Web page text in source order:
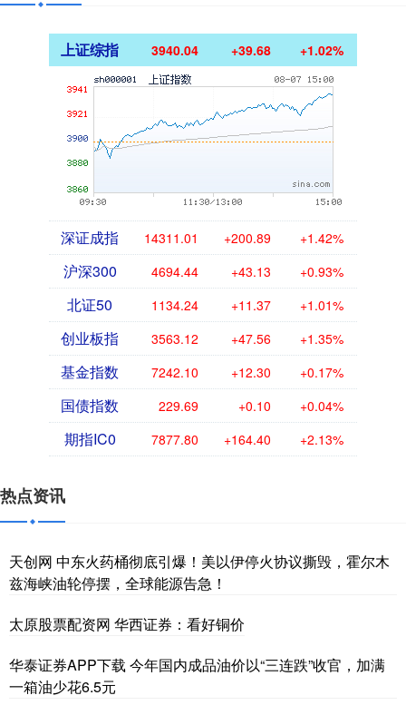
上证综指 3940.04 +39.68 +1.02%
深证成指 14311.01 +200.89 +1.42%
沪深300 4694.44 +43.13 +0.93%
北证50 1134.24 +11.37 +1.01%
创业板指 3563.12 +47.56 +1.35%
基金指数 7242.10 +12.30 +0.17%
国债指数 229.69 +0.10 +0.04%
期指IC0 7877.80 +164.40 +2.13%
热点资讯
天创网 中东火药桶彻底引爆！美以伊停火协议撕毁，霍尔木
兹海峡油轮停摆，全球能源告急！
太原股票配资网 华西证券：看好铜价
华泰证券APP下载 今年国内成品油价以“三连跌”收官，加满
一箱油少花6.5元